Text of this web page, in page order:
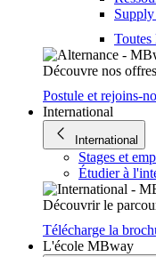
Toutes
Découvre nos
Postule et rejoins-
International
International
Stages et
Étudier à
Découvrir le
Télécharge la
L'école MBway